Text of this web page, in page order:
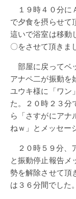
１９時４０分に
で夕食を摂らせて
這いで浴室は移動
〇をさせて頂きま
部屋に戻ってベ
アナペ二が振動を
ユウキ様に「ワン
た。２０時２３分
ら「さすがにアナ
ねｗ」とメッセー
２０時５９分、
と振動停止報告メ
勢を解除させて頂
は３６分間でした。